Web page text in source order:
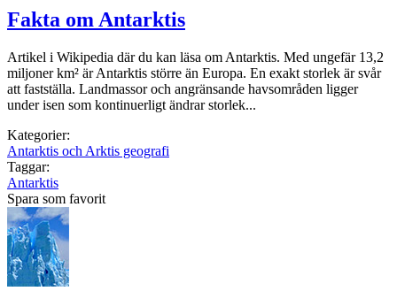
Fakta om Antarktis
Artikel i Wikipedia där du kan läsa om Antarktis. Med ungefär 13,2
miljoner km² är Antarktis större än Europa. En exakt storlek är svår
att fastställa. Landmassor och angränsande havsområden ligger
under isen som kontinuerligt ändrar storlek...
Kategorier:
Antarktis och Arktis geografi
Taggar:
Antarktis
Spara som favorit